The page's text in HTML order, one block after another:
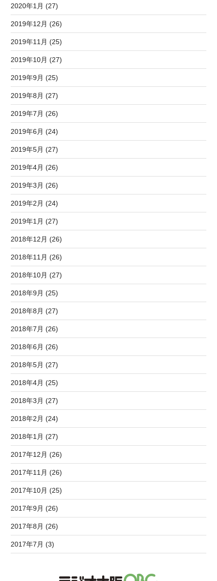
2020年1月 (27)
2019年12月 (26)
2019年11月 (25)
2019年10月 (27)
2019年9月 (25)
2019年8月 (27)
2019年7月 (26)
2019年6月 (24)
2019年5月 (27)
2019年4月 (26)
2019年3月 (26)
2019年2月 (24)
2019年1月 (27)
2018年12月 (26)
2018年11月 (26)
2018年10月 (27)
2018年9月 (25)
2018年8月 (27)
2018年7月 (26)
2018年6月 (26)
2018年5月 (27)
2018年4月 (25)
2018年3月 (27)
2018年2月 (24)
2018年1月 (27)
2017年12月 (26)
2017年11月 (26)
2017年10月 (25)
2017年9月 (26)
2017年8月 (26)
2017年7月 (3)